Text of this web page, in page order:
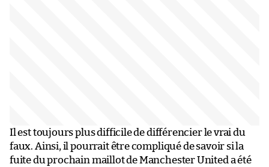
Il est toujours plus difficile de différencier le vrai du
faux. Ainsi, il pourrait être compliqué de savoir si la
fuite du prochain maillot de Manchester United a été